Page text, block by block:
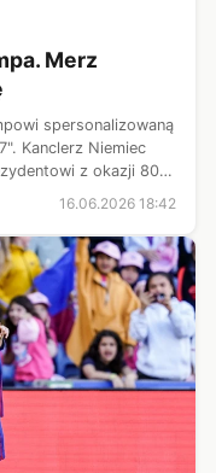
Merz
spersonalizowaną
Kanclerz Niemiec
z okazji 80.
końcu gramy w
16.06.2026 18:42